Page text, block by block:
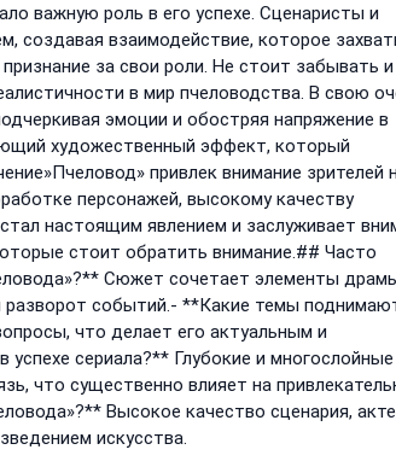
важную роль в его успехе. Сценаристы и
взаимодействие, которое
за свои роли. Не стоит забывать
в мир пчеловодства. В свою
эмоции и обостряя напряжение в
художественный эффект, который
привлек внимание зрителей
персонажей, высокому качеству
настоящим явлением и заслуживает
стоит обратить внимание.## Часто
Сюжет сочетает элементы
разворот событий.- **Какие темы
что делает его актуальным и
сериала?** Глубокие и многослойные
что существенно влияет на
Высокое качество сценария,
искусства.